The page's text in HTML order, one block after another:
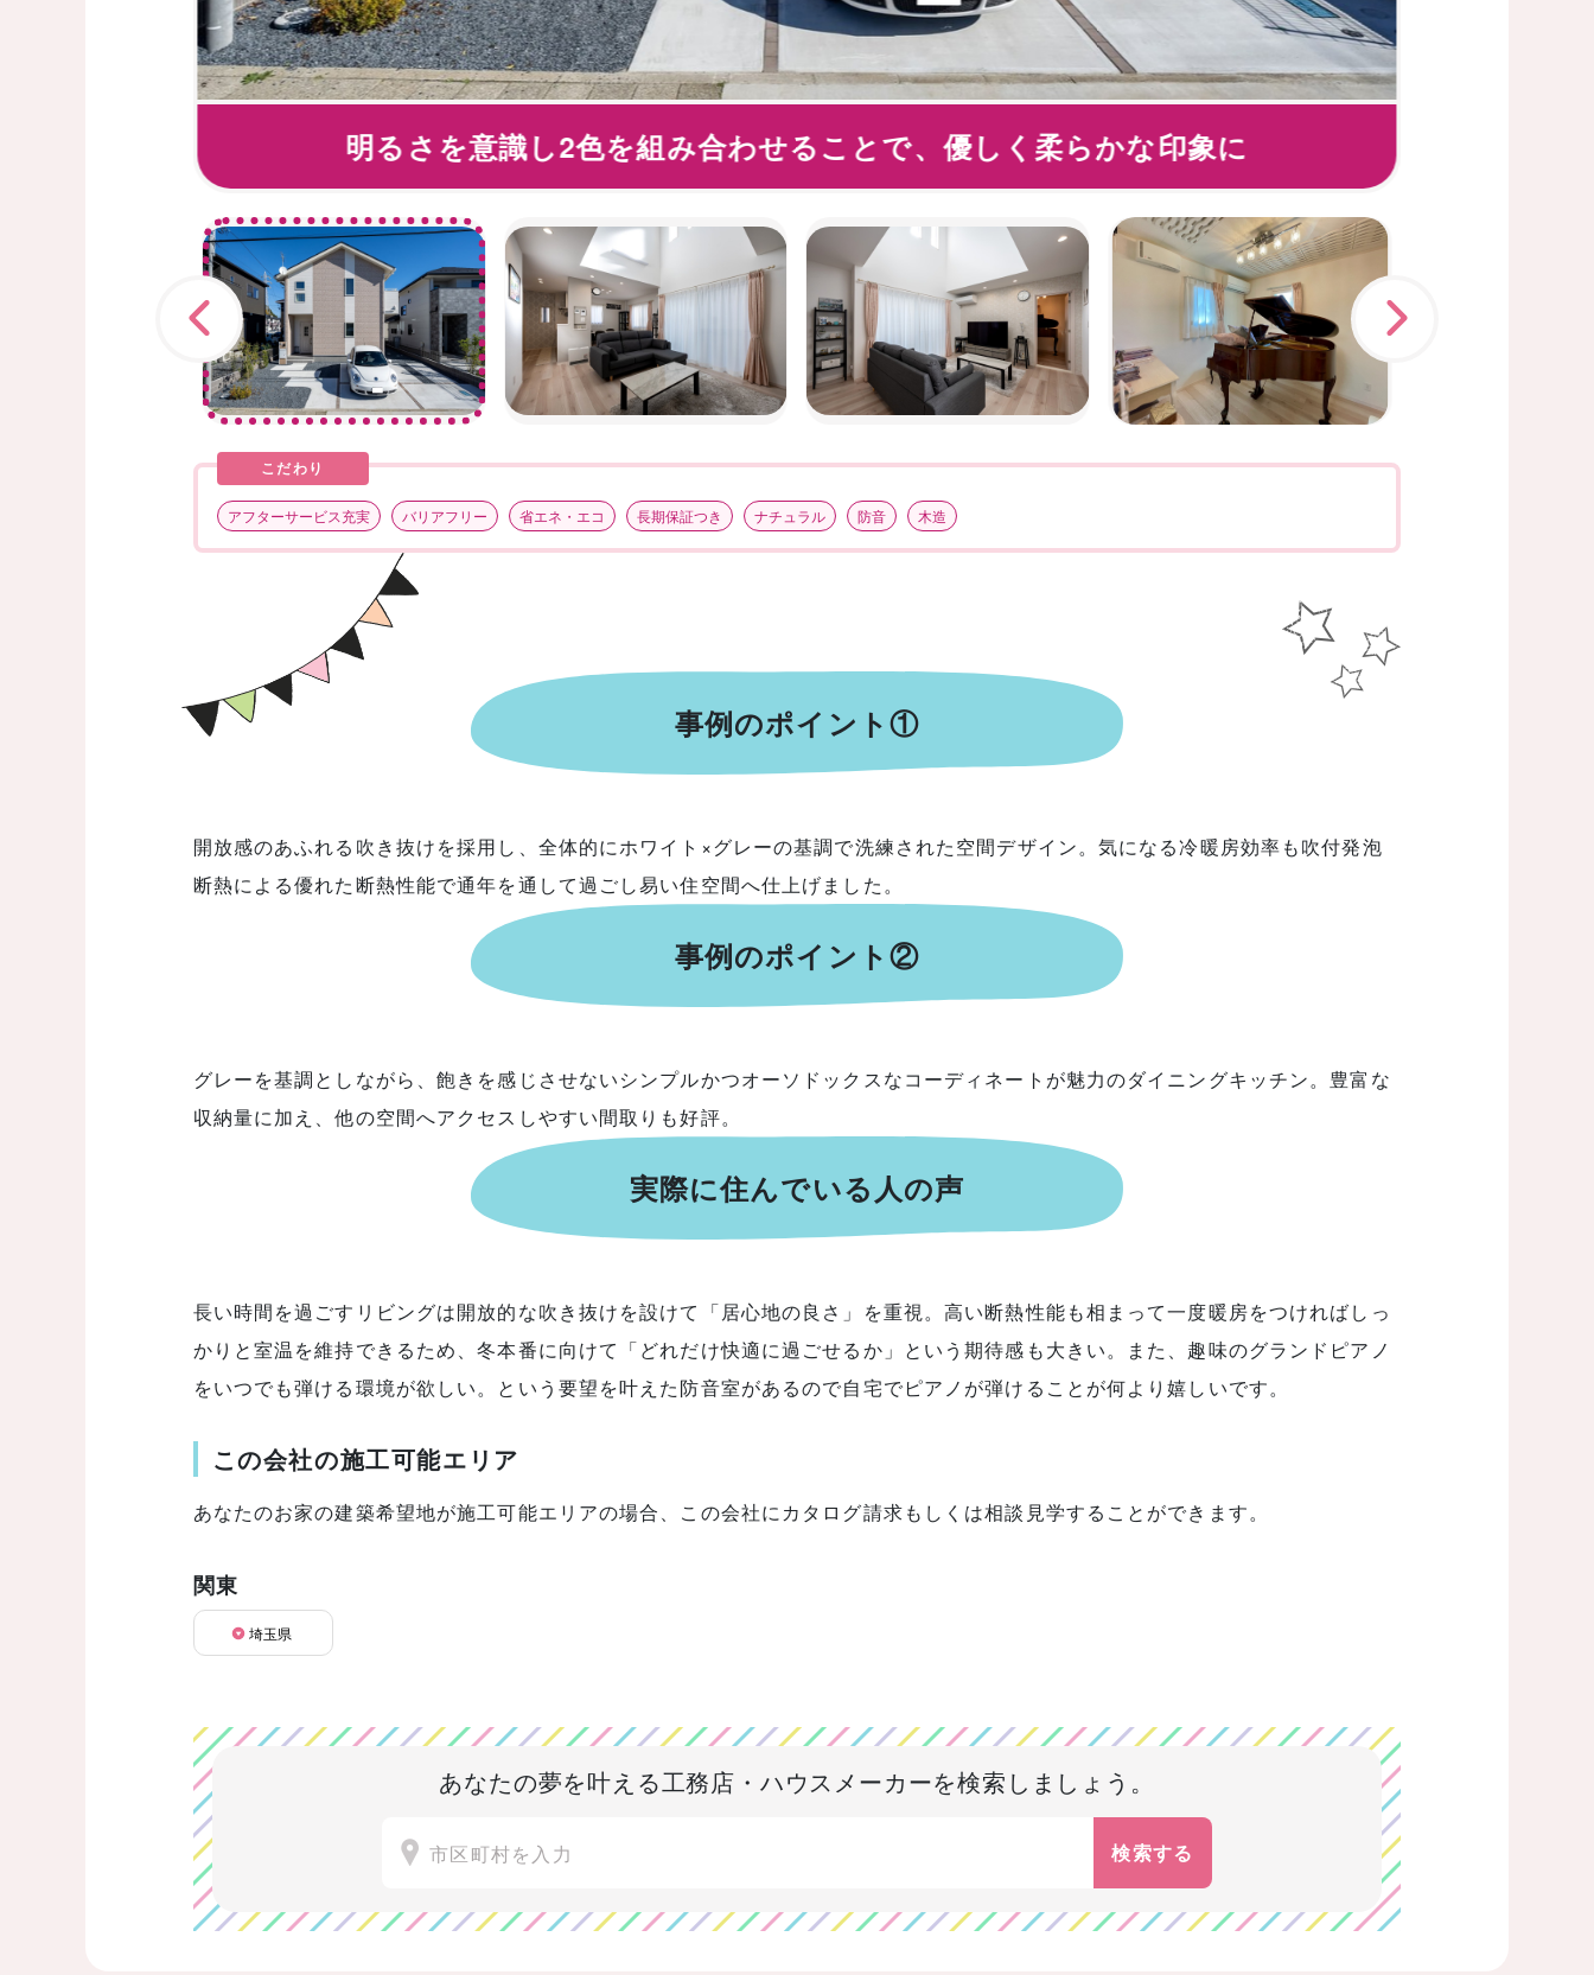
明るさを意識し2色を組み合わせることで、優しく柔らかな印象に
前へ 次へ
こだわり
アフターサービス充実 バリアフリー 省エネ・エコ 長期保証つき ナチュラル 防音 木造
事例のポイント①
開放感のあふれる吹き抜けを採用し、全体的にホワイト×グレーの基調で洗練された空間デザイン。気になる冷暖房効率も吹付発泡
断熱による優れた断熱性能で通年を通して過ごし易い住空間へ仕上げました。
事例のポイント②
グレーを基調としながら、飽きを感じさせないシンプルかつオーソドックスなコーディネートが魅力のダイニングキッチン。豊富な
収納量に加え、他の空間へアクセスしやすい間取りも好評。
実際に住んでいる人の声
長い時間を過ごすリビングは開放的な吹き抜けを設けて「居心地の良さ」を重視。高い断熱性能も相まって一度暖房をつければしっ
かりと室温を維持できるため、冬本番に向けて「どれだけ快適に過ごせるか」という期待感も大きい。また、趣味のグランドピアノ
をいつでも弾ける環境が欲しい。という要望を叶えた防音室があるので自宅でピアノが弾けることが何より嬉しいです。
この会社の施工可能エリア
あなたのお家の建築希望地が施工可能エリアの場合、この会社にカタログ請求もしくは相談見学することができます。
関東
埼玉県
あなたの夢を叶える工務店・ハウスメーカーを検索しましょう。
検索する